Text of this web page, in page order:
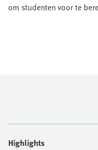
om studenten voor te
Highlights